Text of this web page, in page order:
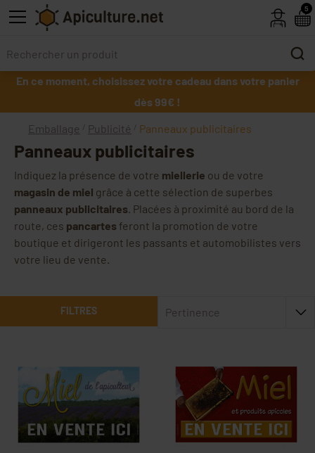
Skip to main content
En ce moment, choisissez votre cadeau dans votre panier
dès 99€ !
Emballage Publicité Panneaux publicitaires
Panneaux publicitaires
Indiquez la présence de votre miellerie ou de votre
magasin de miel grâce à cette sélection de superbes
panneaux publicitaires. Placées à proximité au bord de la
route, ces pancartes feront la promotion de votre
boutique et dirigeront les passants et automobilistes vers
votre lieu de vente.
FILTRES Pertinence
5